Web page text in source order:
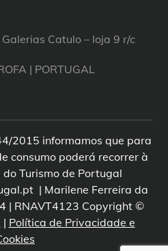
Catulo – loja 9 r/c
| PORTUGAL
2015 informamos que para
consumo poderá recorrer à
Turismo de Portugal
| Marilene Ferreira da
| RNAVT4123 Copyright ©
| Política de Privacidade e